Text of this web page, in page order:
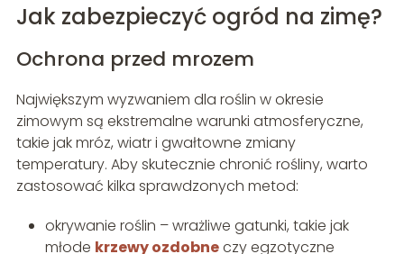
Jak zabezpieczyć ogród na zimę?
Ochrona przed mrozem
Największym wyzwaniem dla roślin w okresie
zimowym są ekstremalne warunki atmosferyczne,
takie jak mróz, wiatr i gwałtowne zmiany
temperatury. Aby skutecznie chronić rośliny, warto
zastosować kilka sprawdzonych metod:
okrywanie roślin – wrażliwe gatunki, takie jak
młode krzewy ozdobneczy egzotyczne